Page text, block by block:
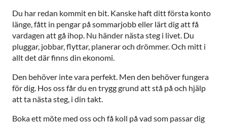
Du har redan kommit en bit. Kanske haft ditt första konto
länge, fått in pengar på sommarjobb eller lärt dig att få
vardagen att gå ihop. Nu händer nästa steg i livet. Du
pluggar, jobbar, flyttar, planerar och drömmer. Och mitt i
allt det där finns din ekonomi.
Den behöver inte vara perfekt. Men den behöver fungera
för dig. Hos oss får du en trygg grund att stå på och hjälp
att ta nästa steg, i din takt.
Boka ett möte med oss och få koll på vad som passar dig